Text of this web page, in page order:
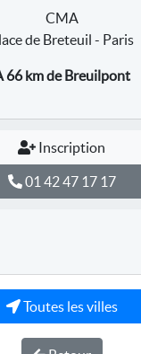
CMA
de Breteuil - Paris
66 kmde Breuilpont
Inscription
01 42 47 17 17
Toutes les villes